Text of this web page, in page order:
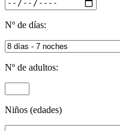
Nº de días:
Nº de adultos:
Niños (edades)